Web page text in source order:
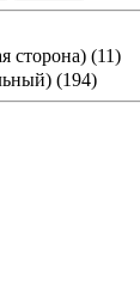
сторона) (11)
(194)